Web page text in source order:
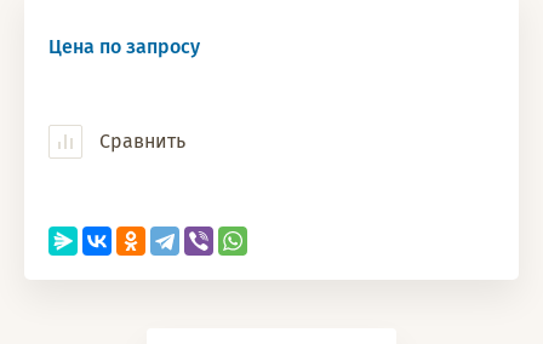
Цена по запросу
Сравнить